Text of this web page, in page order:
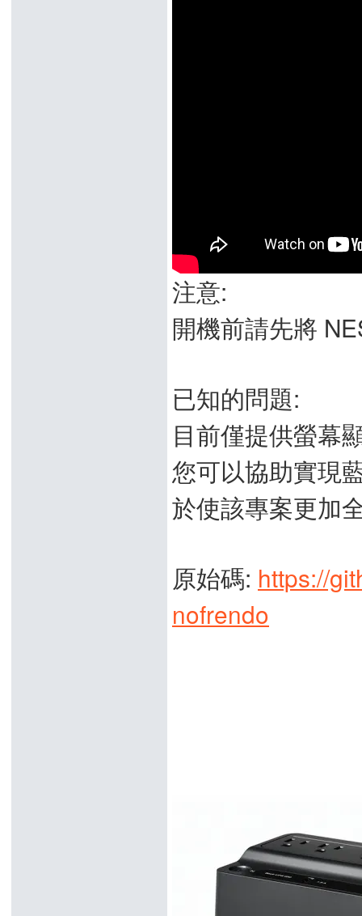
注意:
開機前請先將
已知的問題:
目前僅提供螢幕
您可以協助實現
於使該專案更加
原始碼: https://
nofrendo